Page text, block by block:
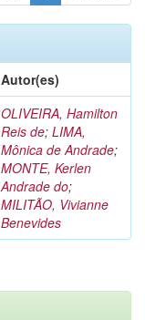
Autor(es)
OLIVEIRA, Hamilton
Reis de; LIMA,
Mônica de Andrade;
MONTE, Kerlen
Andrade do;
MILITÃO, Vivianne
Benevides